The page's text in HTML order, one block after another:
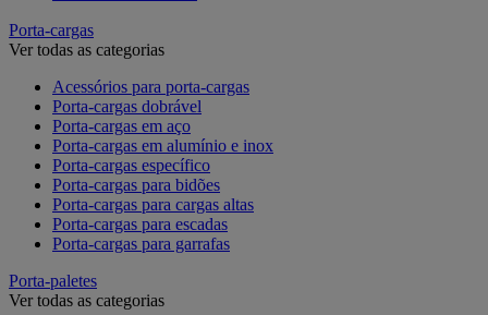
Porta-cargas
Ver todas as categorias
Acessórios para porta-cargas
Porta-cargas dobrável
Porta-cargas em aço
Porta-cargas em alumínio e inox
Porta-cargas específico
Porta-cargas para bidões
Porta-cargas para cargas altas
Porta-cargas para escadas
Porta-cargas para garrafas
Porta-paletes
Ver todas as categorias